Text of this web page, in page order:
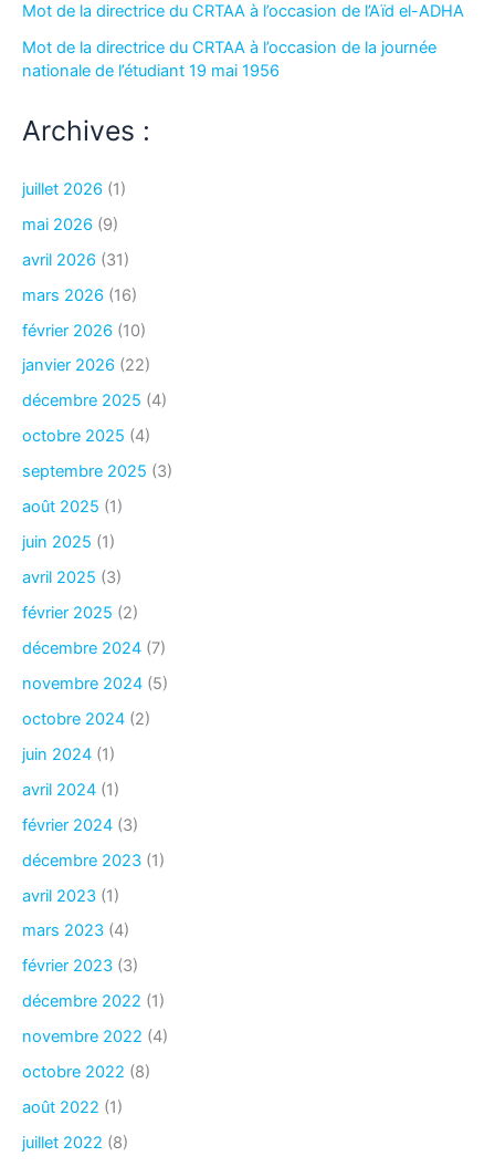
Mot de la directrice du CRTAA à l’occasion de l’Aïd el-ADHA
Mot de la directrice du CRTAA à l’occasion de la journée
nationale de l’étudiant 19 mai 1956
Archives :
juillet 2026 (1)
mai 2026 (9)
avril 2026 (31)
mars 2026 (16)
février 2026 (10)
janvier 2026 (22)
décembre 2025 (4)
octobre 2025 (4)
septembre 2025 (3)
août 2025 (1)
juin 2025 (1)
avril 2025 (3)
février 2025 (2)
décembre 2024 (7)
novembre 2024 (5)
octobre 2024 (2)
juin 2024 (1)
avril 2024 (1)
février 2024 (3)
décembre 2023 (1)
avril 2023 (1)
mars 2023 (4)
février 2023 (3)
décembre 2022 (1)
novembre 2022 (4)
octobre 2022 (8)
août 2022 (1)
juillet 2022 (8)